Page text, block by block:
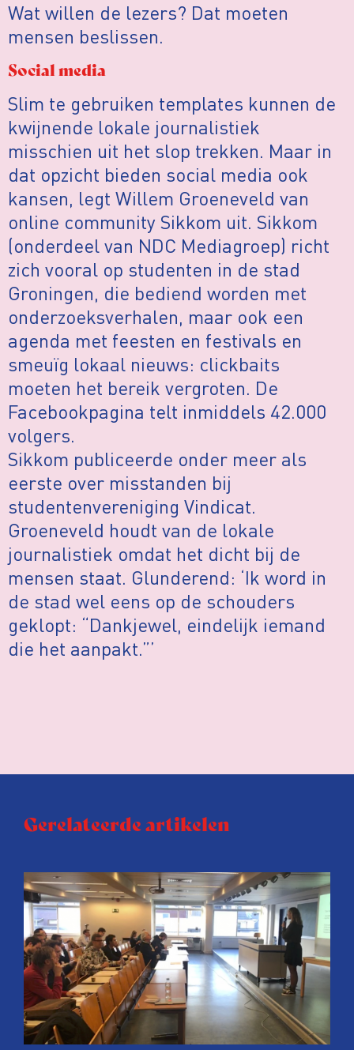
Wat willen de lezers? Dat moeten
mensen beslissen.
Social media
Slim te gebruiken templates kunnen de
kwijnende lokale journalistiek
misschien uit het slop trekken. Maar in
dat opzicht bieden social media ook
kansen, legt Willem Groeneveld van
online community Sikkom uit. Sikkom
(onderdeel van NDC Mediagroep) richt
zich vooral op studenten in de stad
Groningen, die bediend worden met
onderzoeksverhalen, maar ook een
agenda met feesten en festivals en
smeuïg lokaal nieuws: clickbaits
moeten het bereik vergroten. De
Facebookpagina telt inmiddels 42.000
volgers.
Sikkom publiceerde onder meer als
eerste over misstanden bij
studentenvereniging Vindicat.
Groeneveld houdt van de lokale
journalistiek omdat het dicht bij de
mensen staat. Glunderend: ‘Ik word in
de stad wel eens op de schouders
geklopt: “Dankjewel, eindelijk iemand
die het aanpakt.”’
Gerelateerde artikelen